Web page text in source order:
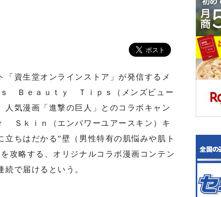
資生堂オンラインストア」が発信するメ
ｓ Ｂｅａｕｔｙ Ｔｉｐｓ（メンズビュー
人気漫画「進撃の巨人」とのコラボキャン
Ｓｋｉｎ（エンパワーユアースキン）キ
ちはだかる”壁（男性特有の肌悩みや肌ト
攻略する、オリジナルコラボ漫画コンテン
で届けるという。